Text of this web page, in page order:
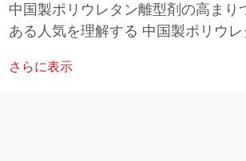
中国製ポリウレタン離型剤の高まり
ある人気を理解する 中国製ポリウレ
えていることから、世界中の製造業
さらに表示